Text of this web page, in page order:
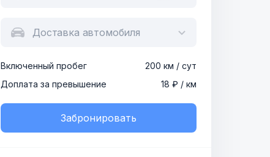
Доставка автомобиля
Включенный пробег
200 км / сут
Доплата за превышение
18 ₽ / км
Забронировать